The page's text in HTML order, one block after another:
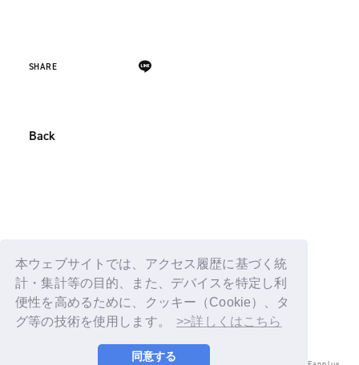
本ウェブサイトでは、アクセス履歴に基づく統
計・集計等の目的、また、デバイスを特定し利
便性を高めるために、クッキー（Cookie）、タ
グ等の技術を使用します。
>>詳しくはこちら
同意する
SHARE
Back